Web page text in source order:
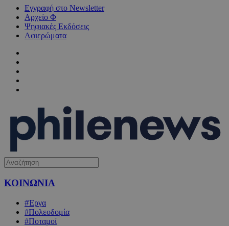
Εγγραφή στο Newsletter
Αρχείο Φ
Ψηφιακές Εκδόσεις
Αφιερώματα
ΚΟΙΝΩΝΙΑ
#Έργα
#Πολεοδομία
#Ποταμοί